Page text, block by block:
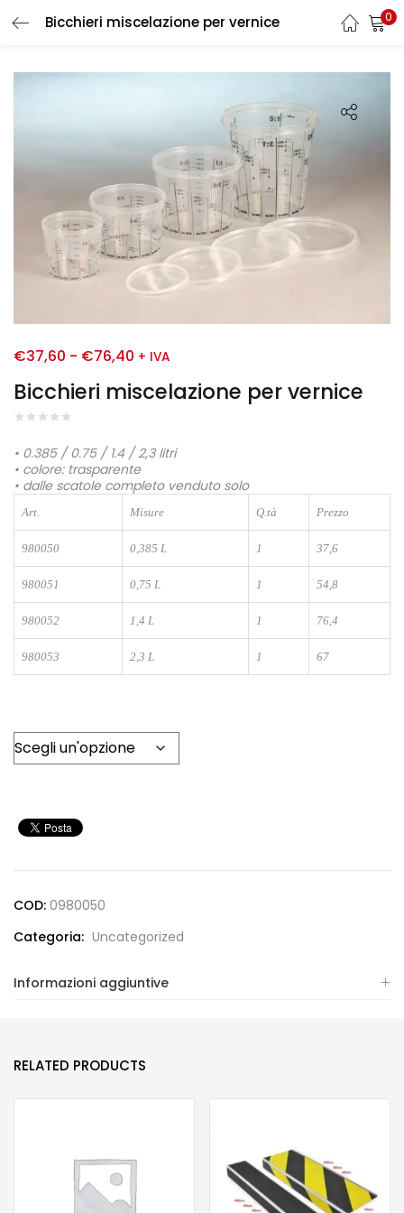
Bicchieri miscelazione per vernice 0
Bicchieri miscelazione per vernice
€37,60 - €76,40 + IVA
• 0.385 / 0.75 / 1.4 / 2,3 litri
• colore: trasparente
• dalle scatole completo venduto solo
Art. Misure Q.tà Prezzo
980050 0,385 L 1 37,6
980051 0,75 L 1 54,8
980052 1,4 L 1 76,4
980053 2,3 L 1 67
COD: 0980050
Categoria: Uncategorized
Informazioni aggiuntive
RELATED PRODUCTS
LOGIN REGISTER
Remember me
Login
Lost password?